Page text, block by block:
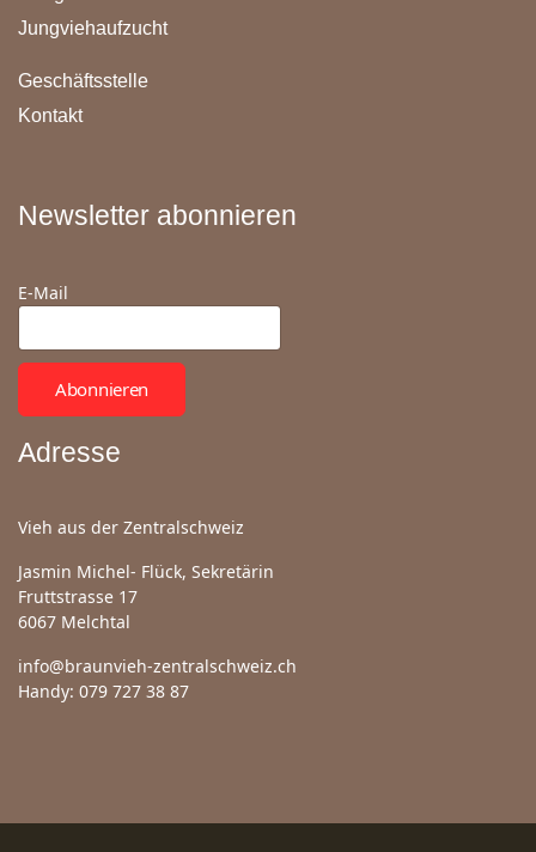
Adresse
Vieh aus der Zentralschweiz
Jasmin Michel- Flück, Sekretärin
Fruttstrasse 17
6067 Melchtal
info@braunvieh-zentralschweiz.ch
Handy: 079 727 38 87
Newsletter abonnieren
E-Mail
Abonnieren
Jungviehaufzucht
Geschäftsstelle
Kontakt